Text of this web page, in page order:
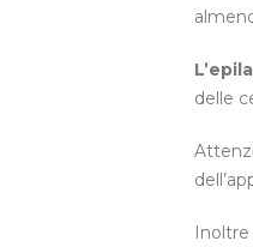
delle
Inoltre